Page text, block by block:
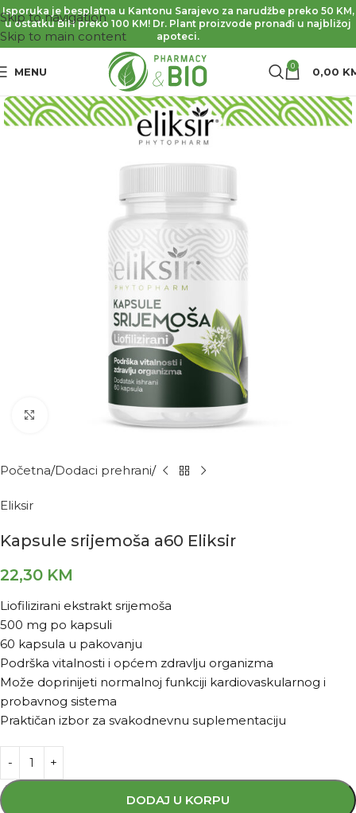
Skip to navigation
Skip to main content
Isporuka je besplatna u Kantonu Sarajevo za narudžbe preko 50 KM,
u ostatku BiH preko 100 KM! Dr. Plant proizvode pronađi u najbližoj
apoteci.
MENU 0 0,00
Kliknite za povećanje
Početna Dodaci prehrani
Eliksir
Kapsule srijemoša a60 Eliksir
22,30 KM
Liofilizirani ekstrakt srijemoša
500 mg po kapsuli
60 kapsula u pakovanju
Podrška vitalnosti i općem zdravlju organizma
Može doprinijeti normalnoj funkciji kardiovaskularnog i
probavnog sistema
Praktičan izbor za svakodnevnu suplementaciju
DODAJ U KORPU